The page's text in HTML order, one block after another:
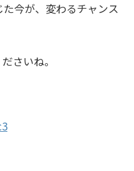
た今が、変わるチャンス
さいね。